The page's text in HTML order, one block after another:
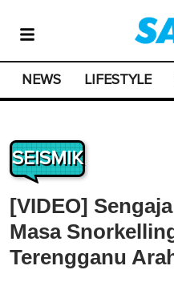
NEWS LIFESTYLE
SEISMIK
[VIDEO]
Masa
Terengganu